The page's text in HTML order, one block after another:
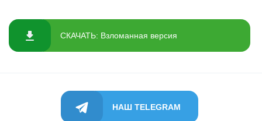
СКАЧАТЬ: Взломанная версия
НАШ TELEGRAM